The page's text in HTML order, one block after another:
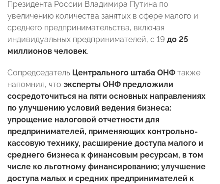
Президента России Владимира Путина по
увеличению количества занятых в сфере малого и
среднего предпринимательства, включая
индивидуальных предпринимателей, с 19 до 25
миллионов человек.
Сопредседатель Центрального штаба ОНФ также
напомнил, что эксперты ОНФ предложили
сосредоточиться на пяти основных направлениях
по улучшению условий ведения бизнеса:
упрощение налоговой отчетности для
предпринимателей, применяющих контрольно-
кассовую технику, расширение доступа малого и
среднего бизнеса к финансовым ресурсам, в том
числе ко льготному финансированию; улучшение
доступа малых и средних предпринимателей к